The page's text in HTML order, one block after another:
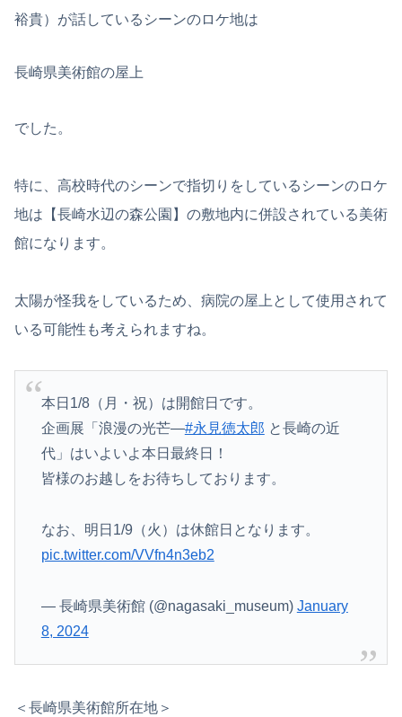
裕貴）が話しているシーンのロケ地は
長崎県美術館の屋上
でした。
特に、高校時代のシーンで指切りをしているシーンのロケ
地は【長崎水辺の森公園】の敷地内に併設されている美術
館になります。
太陽が怪我をしているため、病院の屋上として使用されて
いる可能性も考えられますね。
本日1/8（月・祝）は開館日です。
企画展「浪漫の光芒―#永見徳太郎 と長崎の近
代」はいよいよ本日最終日！
皆様のお越しをお待ちしております。
なお、明日1/9（火）は休館日となります。
pic.twitter.com/VVfn4n3eb2
— 長崎県美術館 (@nagasaki_museum) January
8, 2024
＜長崎県美術館所在地＞